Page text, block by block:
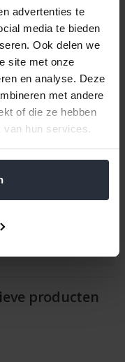
advertenties te
media te bieden
Ook delen we
site met onze
en analyse. Deze
met andere
of die ze hebben
van hun services.
gebruik.
en functionaliteit,
producten